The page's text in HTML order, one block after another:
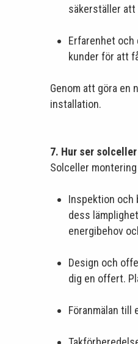
säkerställer
Erfarenhet
kunder för att
Genom att göra en
installation.
7. Hur ser
Solceller
Inspektion och
dess
energibehov
Design och
dig en offert.
Föranmälan till